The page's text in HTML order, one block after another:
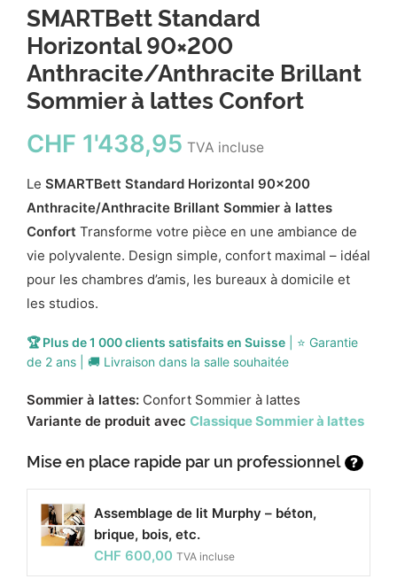
SMARTBett Standard
Horizontal 90×200
Anthracite/Anthracite Brillant
Sommier à lattes Confort
CHF 1'438,95 TVA incluse
Le SMARTBett Standard Horizontal 90x200
Anthracite/Anthracite Brillant Sommier à lattes
Confort Transforme votre pièce en une ambiance de
vie polyvalente. Design simple, confort maximal – idéal
pour les chambres d’amis, les bureaux à domicile et
les studios.
🏆 Plus de 1 000 clients satisfaits en Suisse | ⭐ Garantie
de 2 ans | 🚚 Livraison dans la salle souhaitée
Sommier à lattes: Confort Sommier à lattes
Variante de produit avec Classique Sommier à lattes
Mise en place rapide par un professionnel ?
Assemblage de lit Murphy – béton,
brique, bois, etc.
CHF 600,00 TVA incluse